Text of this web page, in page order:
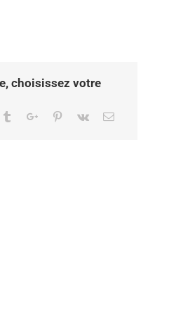
choisissez votre
TumblrGoogle+Pinterest
Vk Email